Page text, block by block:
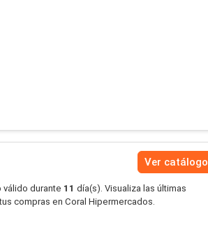
Ver catálogo
válido durante 11 día(s). Visualiza las últimas
compras en Coral Hipermercados.